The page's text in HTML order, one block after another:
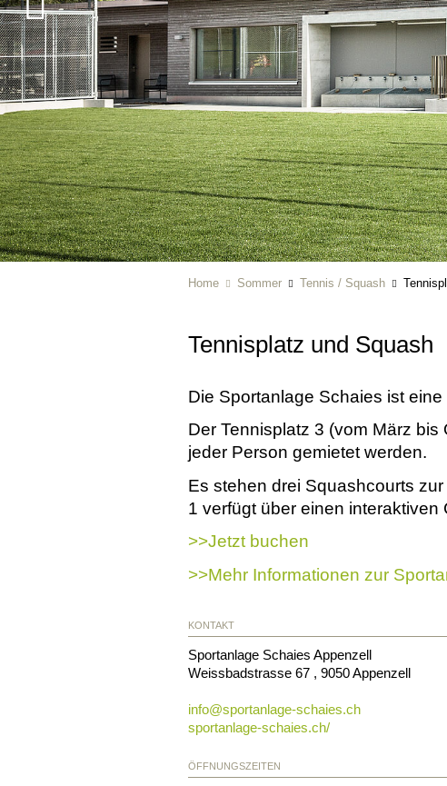
Home Sommer Tennis / Squash
Tennisplatz und Squash
Die Sportanlage Schaies ist
Der Tennisplatz 3 (vom März
jeder Person gemietet werden.
Es stehen drei Squashcourts
1 verfügt über einen interaktiven
>>Jetzt buchen
>>Mehr Informationen zur
KONTAKT
Sportanlage Schaies Appenzell
Weissbadstrasse 67 , 9050Appenzell
info@sportanlage-schaies.ch
sportanlage-schaies.ch/
ÖFFNUNGSZEITEN